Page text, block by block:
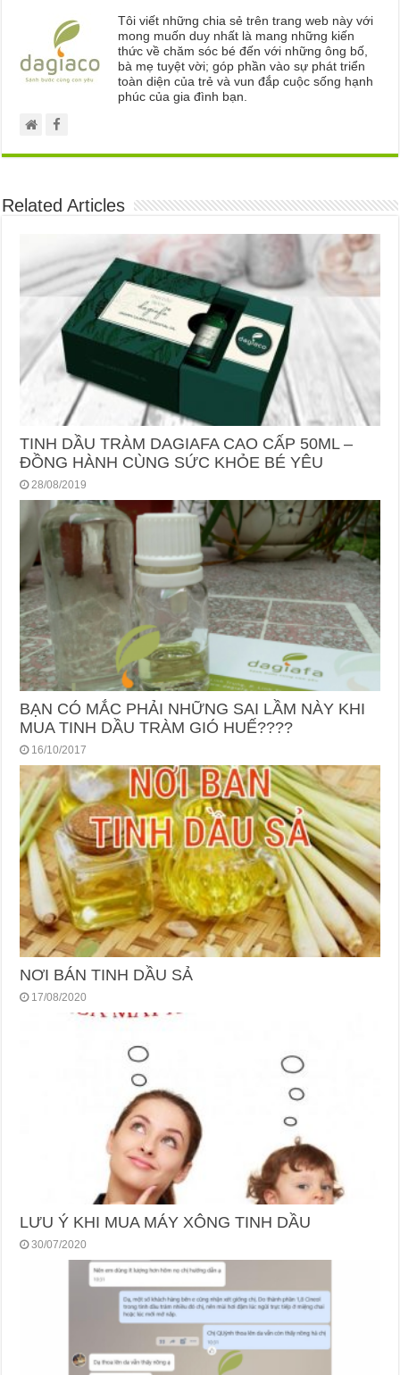
Tôi viết những chia sẻ trên trang web này với
mong muốn duy nhất là mang những kiến
thức về chăm sóc bé đến với những ông bố,
bà mẹ tuyệt vời; góp phần vào sự phát triển
toàn diện của trẻ và vun đắp cuộc sống hạnh
phúc của gia đình bạn.
Related Articles
TINH DẦU TRÀM DAGIAFA CAO CẤP 50ML –
ĐỒNG HÀNH CÙNG SỨC KHỎE BÉ YÊU
28/08/2019
BẠN CÓ MẮC PHẢI NHỮNG SAI LẦM NÀY KHI
MUA TINH DẦU TRÀM GIÓ HUẾ????
16/10/2017
NƠI BÁN TINH DẦU SẢ
17/08/2020
LƯU Ý KHI MUA MÁY XÔNG TINH DẦU
30/07/2020